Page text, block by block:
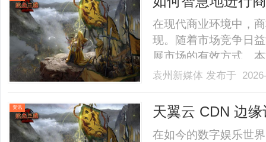
在现代商业环境中，
现。随着市场竞争日
展市场的有效方式。
的定义、商标交易的
用于区分商品或服务
袁州新媒体 发布于
资讯 天翼云 CDN 边
在如今的数字娱乐世